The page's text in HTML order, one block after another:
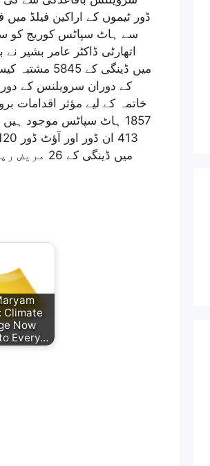
ڈور ٹیموں کے اراکین فیلڈ
سے ہاٹ سپاٹس کوریج کو سو
خاتمہ کے لیے مؤثر اقدامات
1857 ہاٹ سپاٹس موجود
میں
Climate
Now
Every…